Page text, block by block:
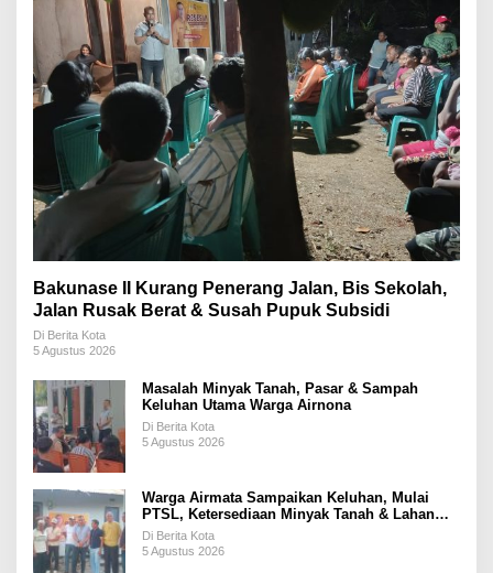
Bakunase II Kurang Penerang Jalan, Bis Sekolah,
Jalan Rusak Berat & Susah Pupuk Subsidi
Di Berita Kota
5 Agustus 2026
Masalah Minyak Tanah, Pasar & Sampah
Keluhan Utama Warga Airnona
Di Berita Kota
5 Agustus 2026
Warga Airmata Sampaikan Keluhan, Mulai
PTSL, Ketersediaan Minyak Tanah & Lahan
Pemakaman
Di Berita Kota
5 Agustus 2026